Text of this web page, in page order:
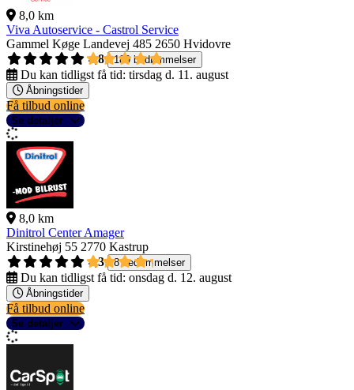
8,0 km
Viva Autoservice - Castrol Service
Gammel Køge Landevej 485 2650 Hvidovre
4,8
189 bedømmelser
Du kan tidligst få tid: tirsdag d. 11. august
Åbningstider
Få tilbud online
Se detaljer
8,0 km
Dinitrol Center Amager
Kirstinehøj 55 2770 Kastrup
4,3
8 bedømmelser
Du kan tidligst få tid: onsdag d. 12. august
Åbningstider
Få tilbud online
Se detaljer